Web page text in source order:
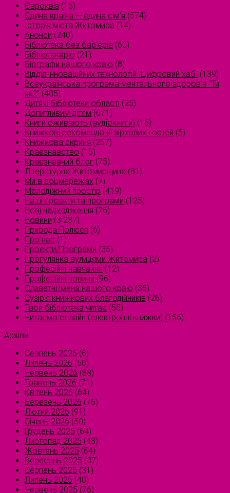
Євроквіз (15)
Єдина країна — єдина сім’я (574)
Історія міста Житомира (14)
Анонси (240)
Бібліотека без бар'єрів (60)
Бібліотекарю (21)
Біографи нашого краю (8)
Відділ інноваційних технологій. Цифровий хаб. (139)
Всеукраїнська програма ментального здоров'я "Ти
як?" (405)
Дитячі бібліотеки області (25)
Допитливим дітям (671)
Книги оживають (аудіокниги) (16)
Книжкові рекомендації зіркових гостей (5)
Книжкова скриня (257)
Краєзнавство (15)
Краєзнавчий блог (75)
Літературна Житомирщина (81)
Ми в соцмережах (7)
Молодіжний простір (419)
Наші проєкти та програми (125)
Нові надходження (76)
Новини (3 237)
Природа Полісся (6)
Про нас (1)
Проєкти/Програми (35)
Прогулянка вулицями Житомира (2)
Професійні навчання (12)
Професійні новини (96)
Славетні імена нашого краю (35)
Сузірʼя книжкових благодійників (26)
Твоя бібліотека читає (55)
Читаємо онлайн (електронні книжки) (156)
Архіви
Серпень 2026 (6)
Липень 2026 (50)
Червень 2026 (88)
Травень 2026 (71)
Квітень 2026 (64)
Березень 2026 (76)
Лютий 2026 (91)
Січень 2026 (50)
Грудень 2025 (64)
Листопад 2025 (48)
Жовтень 2025 (64)
Вересень 2025 (37)
Серпень 2025 (31)
Липень 2025 (40)
Червень 2025 (76)